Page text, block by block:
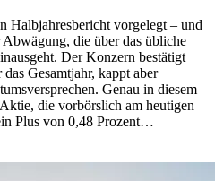
Halbjahresbericht vorgelegt – und
die über das übliche
Der Konzern bestätigt
Gesamtjahr, kappt aber
Genau in diesem
die vorbörslich am heutigen
Plus von 0,48 Prozent…